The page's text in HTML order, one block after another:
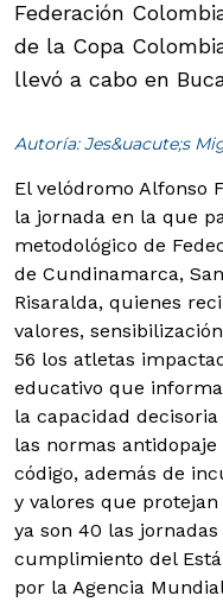
Federación
de la Copa
llevó a cabo en
Autoría: Jes&uacute;s
El velódromo Alfonso
la jornada en la que
metodológico de
de Cundinamarca,
Risaralda, quienes
valores,
56 los atletas
educativo que
la capacidad
las normas
código, además de
y valores que
ya son 40 las
cumplimiento del
por la Agencia